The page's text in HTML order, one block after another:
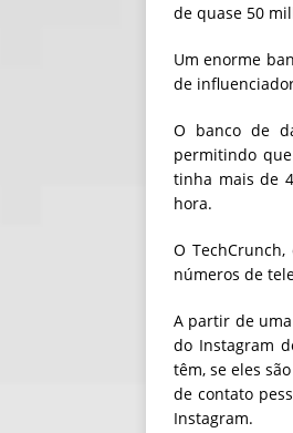
de quase 50
Um enorme
de
O banco de
permitindo
tinha mais de
hora.
O
números de
A partir de
do Instagram
têm, se eles
de contato
Instagram.